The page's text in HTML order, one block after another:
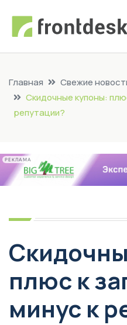
Главная
Свежие
Скидочные купоны:
репутации?
РЕКЛАМА
плюс к
минус к